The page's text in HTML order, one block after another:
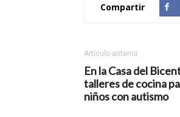
Compartir
Artículo anterior
En la Casa del
talleres de cocina
niños con autismo